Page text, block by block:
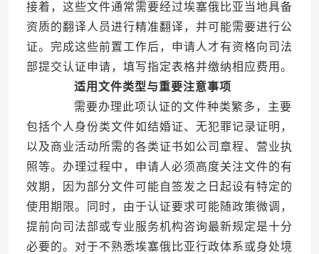
接着，这些文件通常需要经过埃塞俄比亚当地具备
资质的翻译人员进行精准翻译，并可能需要进行公
证。完成这些前置工作后，申请人才有资格向司法
部提交认证申请，填写指定表格并缴纳相应费用。
适用文件类型与重要注意事项
需要办理此项认证的文件种类繁多，主要
包括个人身份类文件如结婚证、无犯罪记录证明，
以及商业活动所需的各类证书如公司章程、营业执
照等。办理过程中，申请人必须高度关注文件的有
效期，因为部分文件可能自签发之日起设有特定的
使用期限。同时，由于认证要求可能随政策微调，
提前向司法部或专业服务机构咨询最新规定是十分
必要的。对于不熟悉埃塞俄比亚行政体系或身处境